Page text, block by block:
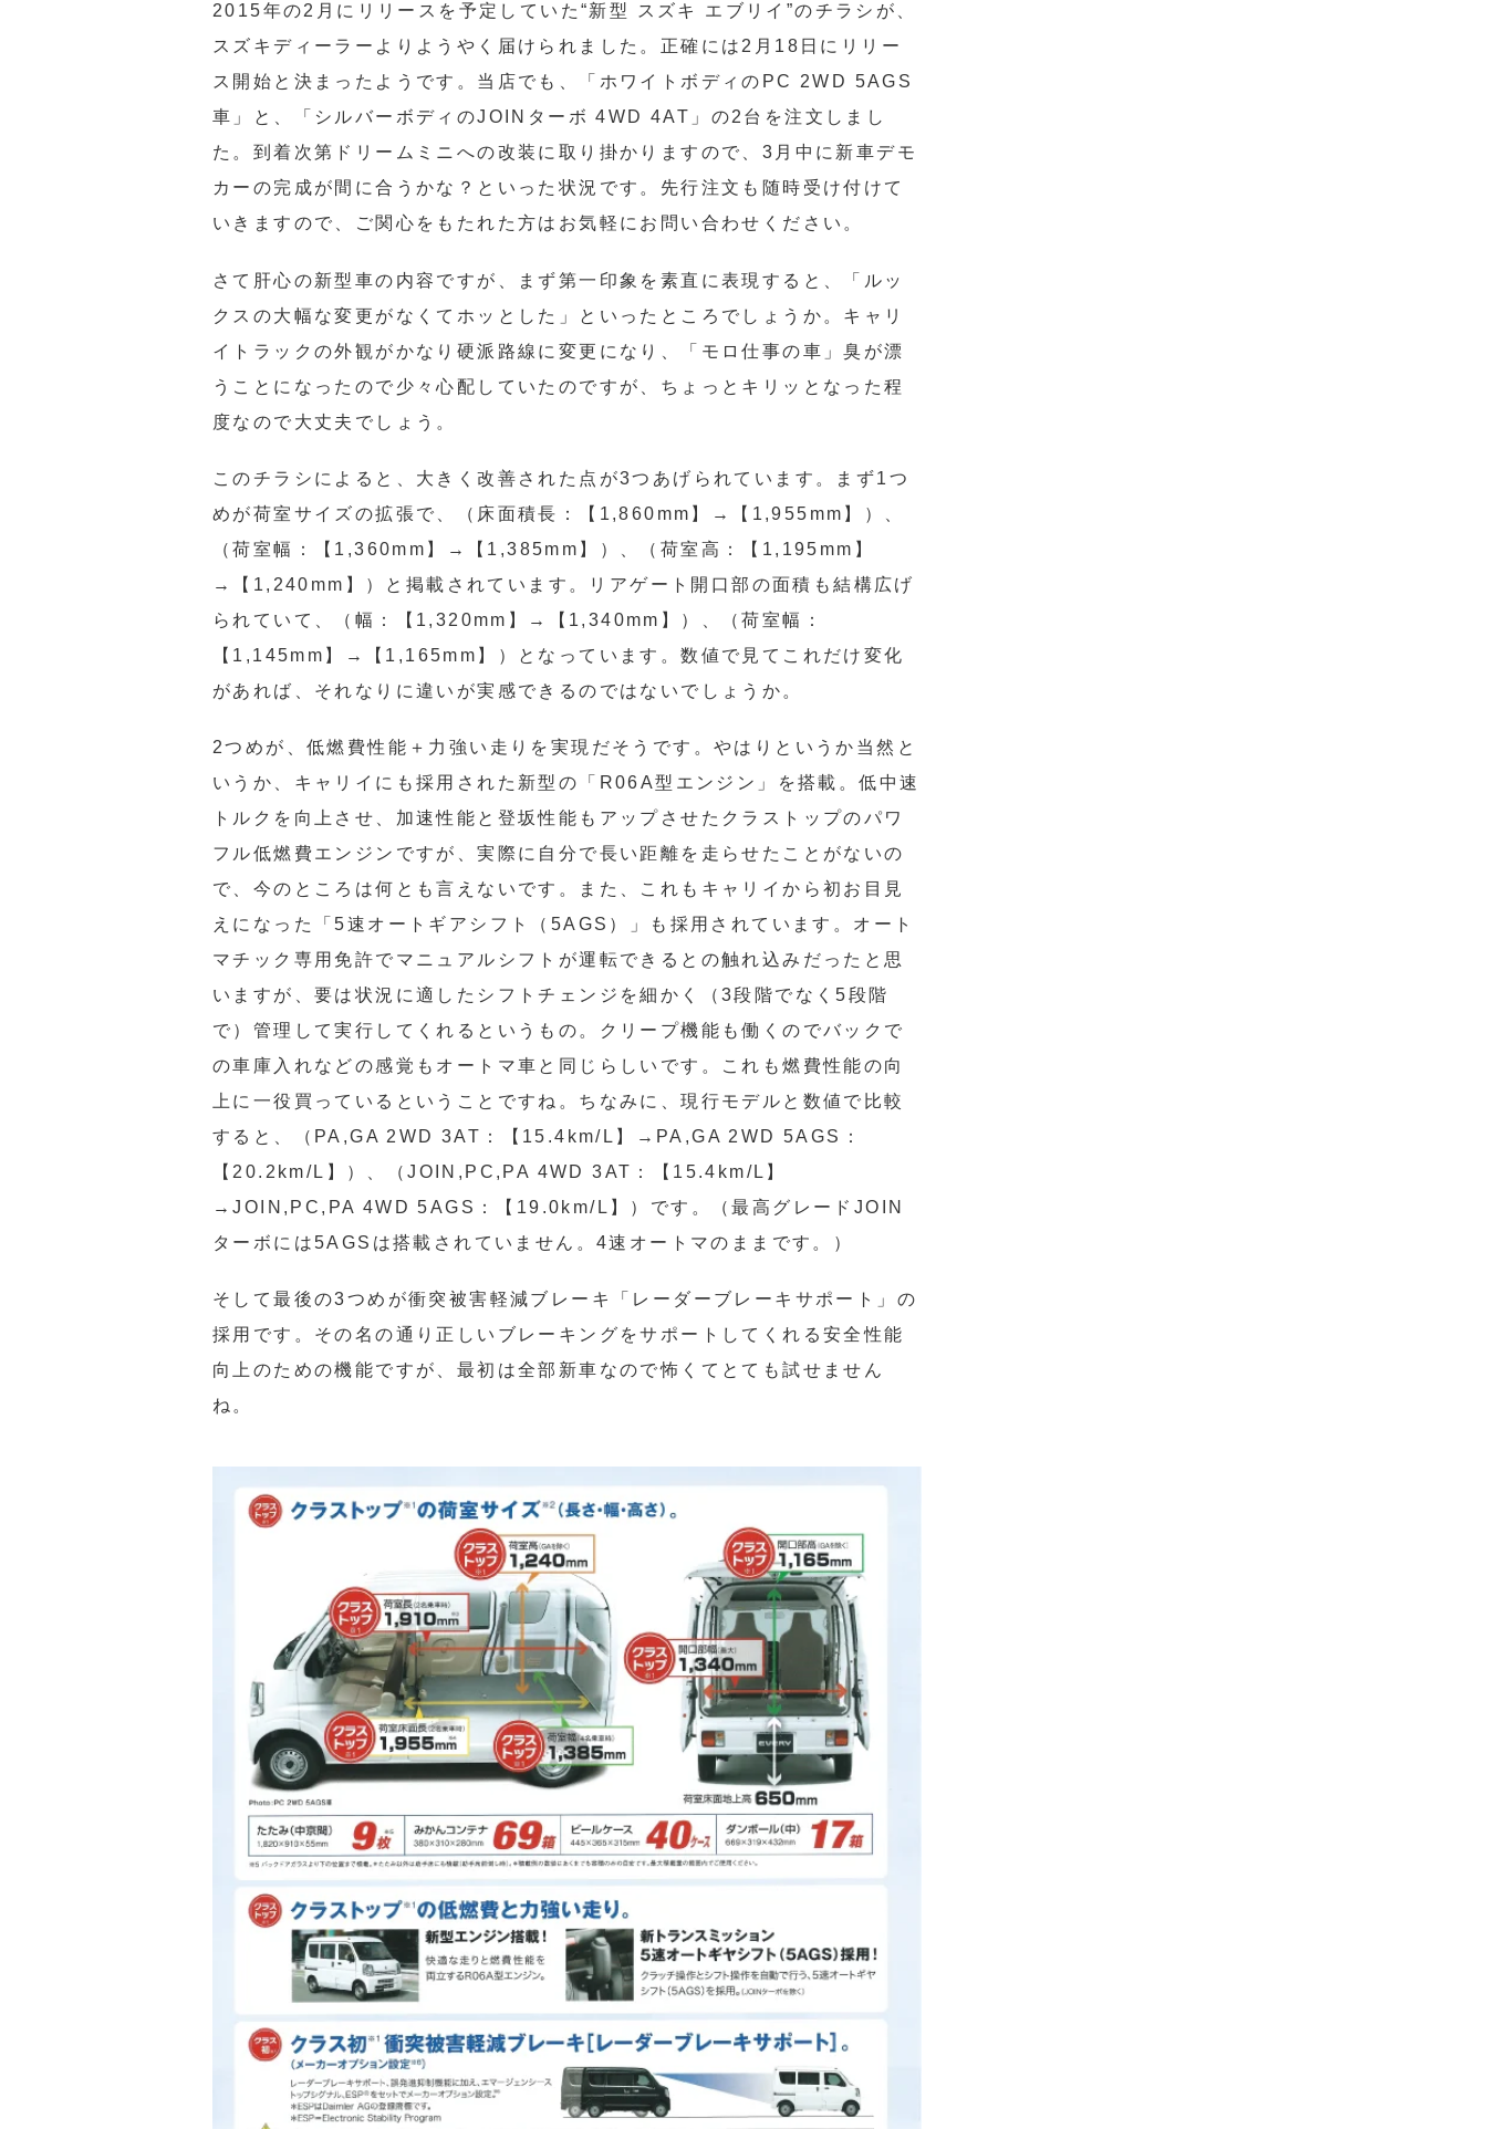
2015年の2月にリリースを予定していた“新型 スズキ エブリイ”のチラシが、
スズキディーラーよりようやく届けられました。正確には2月18日にリリー
ス開始と決まったようです。当店でも、「ホワイトボディのPC 2WD 5AGS
車」と、「シルバーボディのJOINターボ 4WD 4AT」の2台を注文しまし
た。到着次第ドリームミニへの改装に取り掛かりますので、3月中に新車デモ
カーの完成が間に合うかな？といった状況です。先行注文も随時受け付けて
いきますので、ご関心をもたれた方はお気軽にお問い合わせください。
さて肝心の新型車の内容ですが、まず第一印象を素直に表現すると、「ルッ
クスの大幅な変更がなくてホッとした」といったところでしょうか。キャリ
イトラックの外観がかなり硬派路線に変更になり、「モロ仕事の車」臭が漂
うことになったので少々心配していたのですが、ちょっとキリッとなった程
度なので大丈夫でしょう。
このチラシによると、大きく改善された点が3つあげられています。まず1つ
めが荷室サイズの拡張で、（床面積長：【1,860mm】→【1,955mm】）、
（荷室幅：【1,360mm】→【1,385mm】）、（荷室高：【1,195mm】
→【1,240mm】）と掲載されています。リアゲート開口部の面積も結構広げ
られていて、（幅：【1,320mm】→【1,340mm】）、（荷室幅：
【1,145mm】→【1,165mm】）となっています。数値で見てこれだけ変化
があれば、それなりに違いが実感できるのではないでしょうか。
2つめが、低燃費性能＋力強い走りを実現だそうです。やはりというか当然と
いうか、キャリイにも採用された新型の「R06A型エンジン」を搭載。低中速
トルクを向上させ、加速性能と登坂性能もアップさせたクラストップのパワ
フル低燃費エンジンですが、実際に自分で長い距離を走らせたことがないの
で、今のところは何とも言えないです。また、これもキャリイから初お目見
えになった「5速オートギアシフト（5AGS）」も採用されています。オート
マチック専用免許でマニュアルシフトが運転できるとの触れ込みだったと思
いますが、要は状況に適したシフトチェンジを細かく（3段階でなく5段階
で）管理して実行してくれるというもの。クリープ機能も働くのでバックで
の車庫入れなどの感覚もオートマ車と同じらしいです。これも燃費性能の向
上に一役買っているということですね。ちなみに、現行モデルと数値で比較
すると、（PA,GA 2WD 3AT：【15.4km/L】→PA,GA 2WD 5AGS：
【20.2km/L】）、（JOIN,PC,PA 4WD 3AT：【15.4km/L】
→JOIN,PC,PA 4WD 5AGS：【19.0km/L】）です。（最高グレードJOIN
ターボには5AGSは搭載されていません。4速オートマのままです。）
そして最後の3つめが衝突被害軽減ブレーキ「レーダーブレーキサポート」の
採用です。その名の通り正しいブレーキングをサポートしてくれる安全性能
向上のための機能ですが、最初は全部新車なので怖くてとても試せません
ね。